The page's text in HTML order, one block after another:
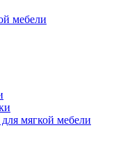
мебели
мягкой мебели